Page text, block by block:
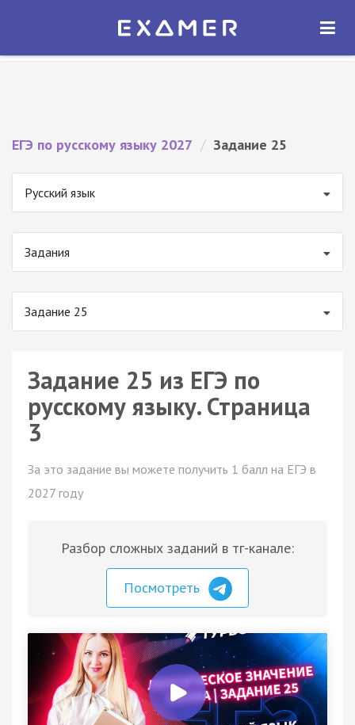
Экзамер — ЕГЭ 2027
ОТКРЫТЬ
ЕГЭ по русскому языку 2027 / Задание 25
Русский язык
Задания
Задание 25
Задание 25 из ЕГЭ по
русскому языку. Страница
3
За это задание вы можете получить 1 балл на ЕГЭ в
2027 году
Разбор сложных заданий в тг-канале:
Посмотреть